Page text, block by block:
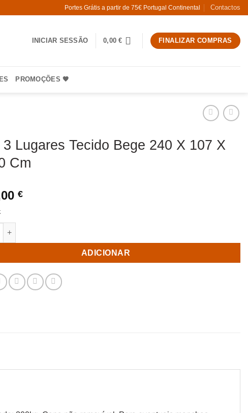
Portes Grátis a partir de 75€ Portugal Continental Contactos
INICIAR SESSÃO 0,00€ FINALIZAR COMPRAS
PROMOÇÕES 🧡
3 Lugares Tecido Bege 240 X 107 X
Cm
€
de Sofá 3 Lugares Tecido Bege 240 X 107 X 79,50 Cm
ADICIONAR